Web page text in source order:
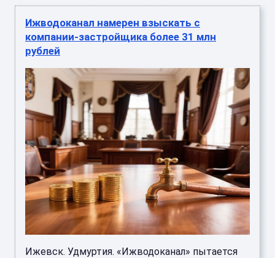
Ижводоканал намерен взыскать с
компании-застройщика более 31 млн
рублей
Ижевск. Удмуртия. «Ижводоканал» пытается